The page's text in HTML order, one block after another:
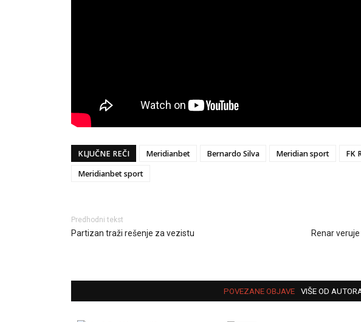
KLJUČNE REČI Meridianbet Bernardo Silva Meridian sport FK
Meridianbet sport
Predhodni tekst
Partizan traži rešenje za vezistu
Renar
POVEZANE OBJAVE VIŠE OD